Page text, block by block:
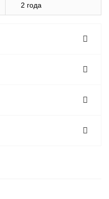
2 года